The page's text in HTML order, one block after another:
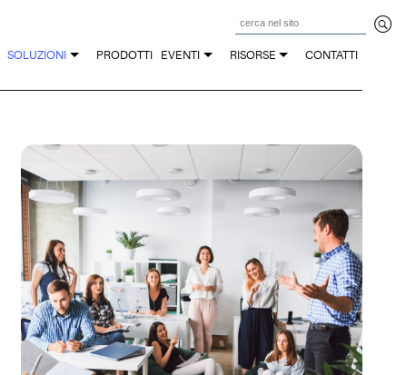
SOLUZIONI PRODOTTI EVENTI RISORSE CONTATTI
Z